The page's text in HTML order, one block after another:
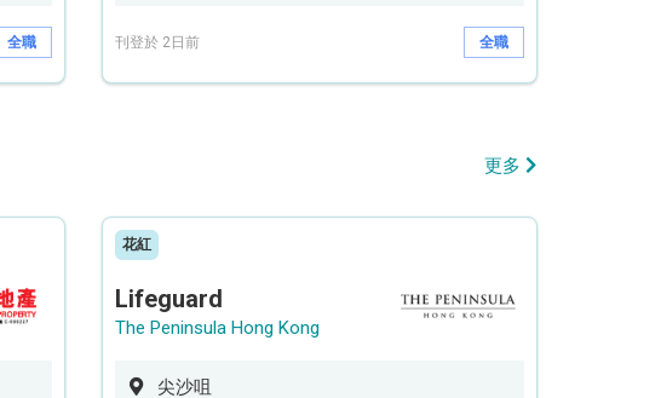
全職 刊登於 2日前 全職
更多
花紅
Lifeguard
The Peninsula Hong Kong
尖沙咀